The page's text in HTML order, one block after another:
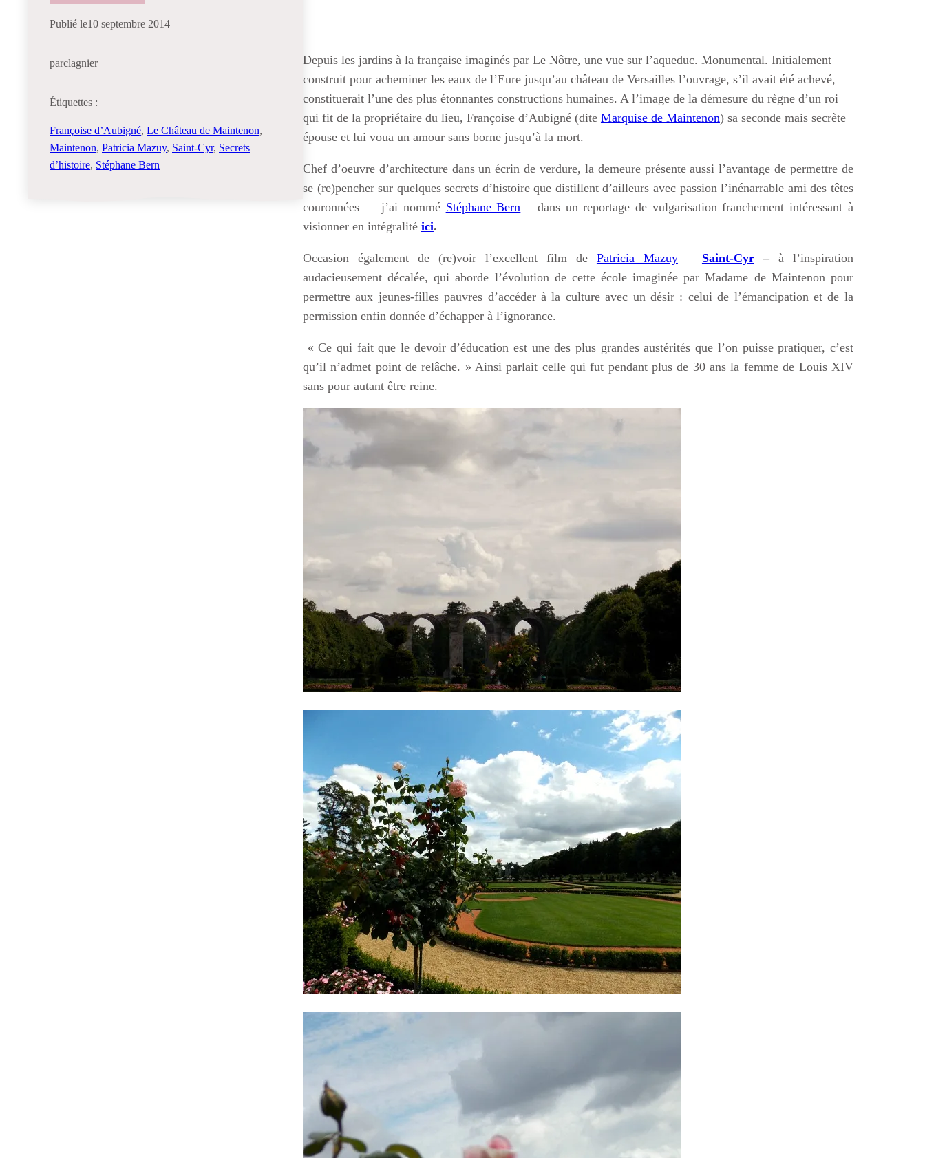
Publié le10 septembre 2014
parclagnier
Étiquettes :
Françoise d’Aubigné, Le Château de Maintenon
Maintenon, Patricia Mazuy, Saint-Cyr, Secrets
d’histoire, Stéphane Bern
Depuis les jardins à la française imaginés par Le Nôtre, une vue sur l’aqueduc. Monumental. Initialement
construit pour acheminer les eaux de l’Eure jusqu’au château de Versailles l’ouvrage, s’il avait été achevé,
constituerait l’une des plus étonnantes constructions humaines. A l’image de la démesure du règne d’un roi
qui fit de la propriétaire du lieu, Françoise d’Aubigné (dite Marquise de Maintenon) sa seconde mais secrète
épouse et lui voua un amour sans borne jusqu’à la mort.
Chef d’oeuvre d’architecture dans un écrin de verdure, la demeure présente aussi l’avantage de permettre de
se (re)pencher sur quelques secrets d’histoire que distillent d’ailleurs avec passion l’inénarrable ami des têtes
couronnées – j’ai nommé Stéphane Bern – dans un reportage de vulgarisation franchement intéressant à
visionner en intégralité ici.
Occasion également de (re)voir l’excellent film de Patricia Mazuy– Saint-Cyr– à l’inspiration
audacieusement décalée, qui aborde l’évolution de cette école imaginée par Madame de Maintenon pour
permettre aux jeunes-filles pauvres d’accéder à la culture avec un désir : celui de l’émancipation et de la
permission enfin donnée d’échapper à l’ignorance.
« Ce qui fait que le devoir d’éducation est une des plus grandes austérités que l’on puisse pratiquer, c’est
qu’il n’admet point de relâche. » Ainsi parlait celle qui fut pendant plus de 30 ans la femme de Louis XIV
sans pour autant être reine.